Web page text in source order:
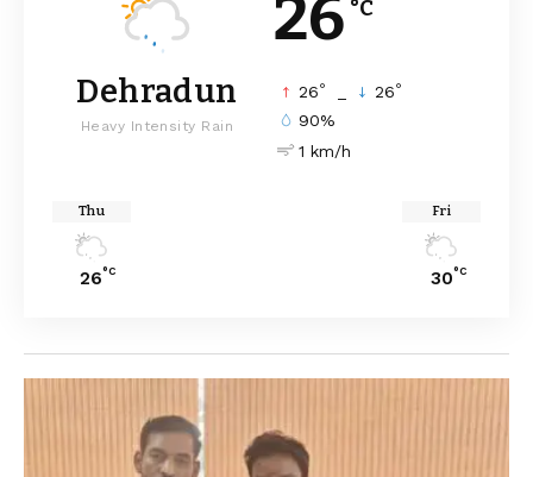
26 °C
Dehradun
Heavy Intensity Rain
26° 26°
90%
1 km/h
Thu
26°C
Fri
30°C